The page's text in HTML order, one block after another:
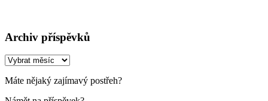
Archiv příspěvků
Archiv
Máte nějaký zajímavý postřeh?